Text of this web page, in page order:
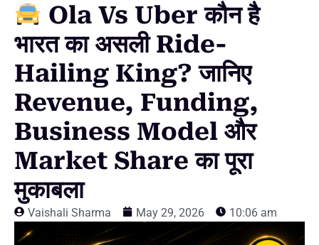
Ola Vs Uber कौन है
भारत का असली Ride-
Hailing King? जानिए
Revenue, Funding,
Business Model और
Market Share का पूरा
मुकाबला
Vaishali Sharma May 29, 2026 10:06 am